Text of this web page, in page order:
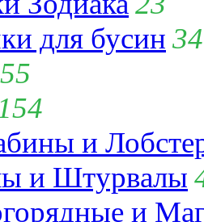
для бусин 34
55
154
и
и Штурвалы
и